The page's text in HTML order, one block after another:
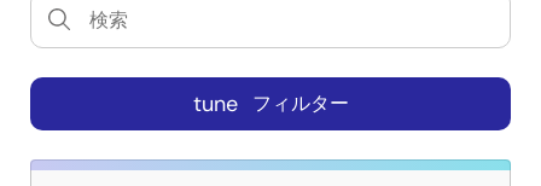
出力は、外部ドライバやDrMOSデバイスの電源として
使用できます。 PMBusに完全準拠しているため、
ZL8802は入力電圧、入力電流、出力電圧、出力電流の
ほか、デバイスの内部温度、2つの外部温度、補助電圧
tune フィルター